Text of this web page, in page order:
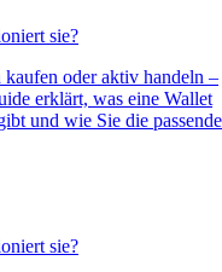
sie?
oder aktiv handeln –
erklärt, was eine Wallet
und wie Sie die passende
sie?